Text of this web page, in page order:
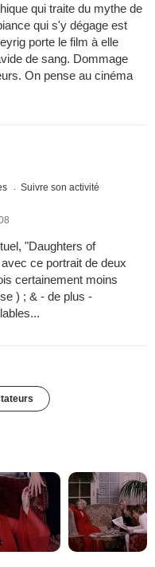
qui traite du mythe de
qui s'y dégage est
porte le film à elle
de sang. Dommage
On pense au cinéma
Suivre son activité
"Daughters of
ce portrait de deux
certainement moins
) ; & - de plus -